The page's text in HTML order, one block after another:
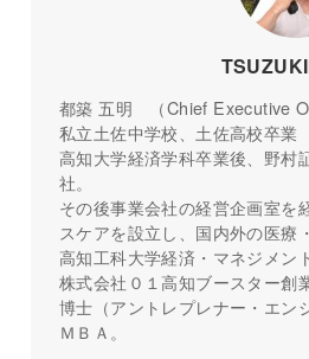
都築 五明 （Chief Executive
私立土佐中学校、土佐高校卒業
高知大学経済学科卒業後、野村
社。
その後事業会社の経営企画室を
スケアを設立し、国内外の医療
高知工科大学経済・マネジメン
株式会社０１高知ブースター創業
博士（アントレプレナー・エン
ＭＢＡ。